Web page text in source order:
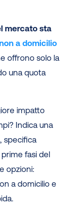
mercato sta
a domicilio
offrono solo la
una quota
impatto
Indica una
specifica
fasi del
opzioni:
a domicilio e